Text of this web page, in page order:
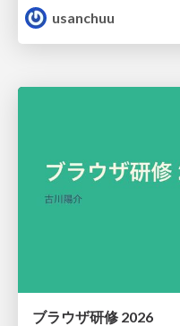
usanchuu
ブラウザ研修 2026